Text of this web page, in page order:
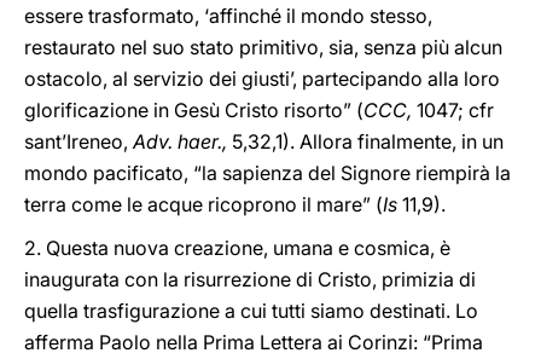
essere trasformato, ‘affinché il mondo stesso,
restaurato nel suo stato primitivo, sia, senza più alcun
ostacolo, al servizio dei giusti’, partecipando alla loro
glorificazione in Gesù Cristo risorto” (CCC, 1047; cfr
sant’Ireneo,Adv. haer., 5,32,1). Allora finalmente, in un
mondo pacificato, “la sapienza del Signore riempirà la
terra come le acque ricoprono il mare” (Is 11,9).
2. Questa nuova creazione, umana e cosmica, è
inaugurata con la risurrezione di Cristo, primizia di
quella trasfigurazione a cui tutti siamo destinati. Lo
afferma Paolo nella Prima Lettera ai Corinzi: “Prima